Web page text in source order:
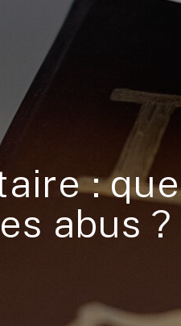
: que
abus ?